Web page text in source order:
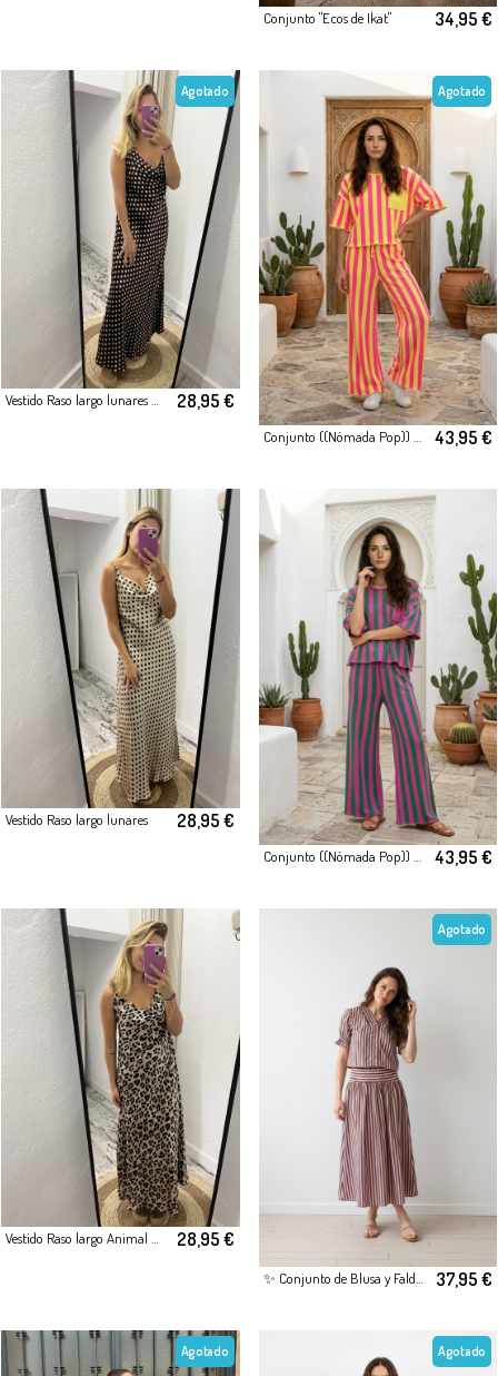
Conjunto "Ecos de Ikat" 34,95 €
Agotado
28,95 €
Agotado
Conjunto ((Nómada Pop)) de dos piezas 43,95 €
Vestido Raso largo lunares 28,95 €
43,95 €
Vestido Raso largo Animal Print 28,95 €
Agotado
37,95 €
Agotado Agotado